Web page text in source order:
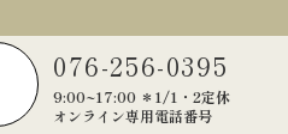
076-256-0395
9:00~17:00 ＊1/1・2定休
オンライン専用電話番号